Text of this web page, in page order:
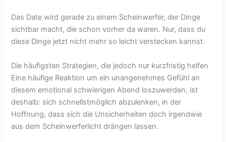
Das Date wird gerade zu einem Scheinwerfer, der Dinge
sichtbar macht, die schon vorher da waren. Nur, dass du
diese Dinge jetzt nicht mehr so leicht verstecken kannst.
Die häufigsten Strategien, die jedoch nur kurzfristig helfen
Eine häufige Reaktion um ein unangenehmes Gefühl an
diesem emotional schwierigen Abend loszuwerden, ist
deshalb: sich schnellstmöglich abzulenken, in der
Hoffnung, dass sich die Unsicherheiten doch irgendwie
aus dem Scheinwerferlicht drängen lassen.